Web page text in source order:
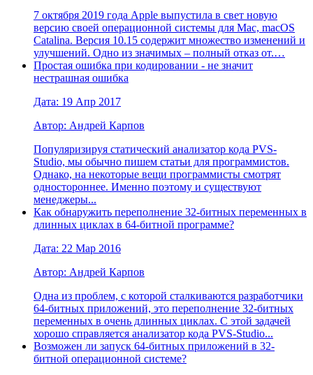
7 октября 2019 года Apple выпустила в свет новую
версию своей операционной системы для Mac, macOS
Catalina. Версия 10.15 содержит множество изменений и
улучшений. Одно из значимых – полный отказ от.…
Простая ошибка при кодировании - не значит
нестрашная ошибка
Дата: 19 Апр 2017
Автор: Андрей Карпов
Популяризируя статический анализатор кода PVS-
Studio, мы обычно пишем статьи для программистов.
Однако, на некоторые вещи программисты смотрят
одностороннее. Именно поэтому и существуют
менеджеры...
Как обнаружить переполнение 32-битных переменных в
длинных циклах в 64-битной программе?
Дата: 22 Мар 2016
Автор: Андрей Карпов
Одна из проблем, с которой сталкиваются разработчики
64-битных приложений, это переполнение 32-битных
переменных в очень длинных циклах. С этой задачей
хорошо справляется анализатор кода PVS-Studio...
Возможен ли запуск 64-битных приложений в 32-
битной операционной системе?